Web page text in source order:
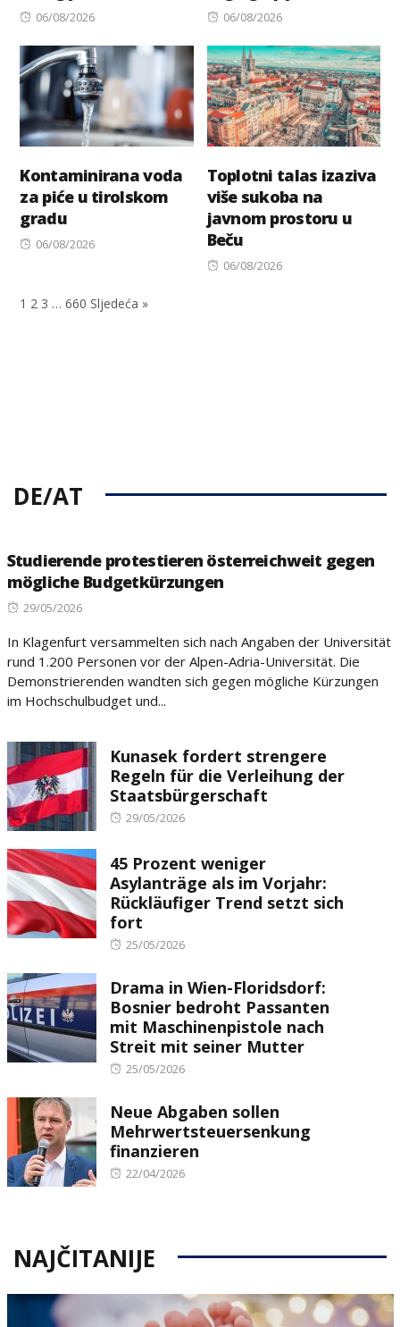
Posted
06/08/2026
Posted
06/08/2026
Kontaminirana voda
za piće u tirolskom
gradu
Posted
06/08/2026
Toplotni talas izaziva
više sukoba na
javnom prostoru u
Beču
Posted
06/08/2026
1 2 3 … 660 Sljedeća »
DE/AT
Studierende protestieren österreichweit gegen
mögliche Budgetkürzungen
Posted
29/05/2026
In Klagenfurt versammelten sich nach Angaben der Universität
rund 1.200 Personen vor der Alpen-Adria-Universität. Die
Demonstrierenden wandten sich gegen mögliche Kürzungen
im Hochschulbudget und...
Kunasek fordert strengere
Regeln für die Verleihung der
Staatsbürgerschaft
Posted
29/05/2026
45 Prozent weniger
Asylanträge als im Vorjahr:
Rückläufiger Trend setzt sich
fort
Posted
25/05/2026
Drama in Wien-Floridsdorf:
Bosnier bedroht Passanten
mit Maschinenpistole nach
Streit mit seiner Mutter
Posted
25/05/2026
Neue Abgaben sollen
Mehrwertsteuersenkung
finanzieren
Posted
22/04/2026
NAJČITANIJE